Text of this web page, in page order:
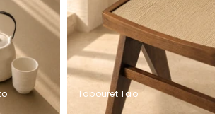
Tabouret Tao